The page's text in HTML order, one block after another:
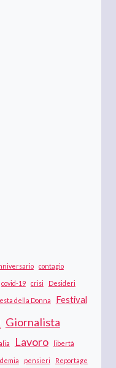
contagio
covid-19 crisi Desideri
della Donna Festival
Giornalista
Lavoro libertà
pensieri Reportage